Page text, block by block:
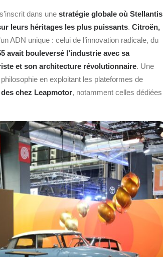
dans une stratégie globale où Stellantis
leurs héritages les plus puissants. Citroën,
ADN unique : celui de l’innovation radicale, du
avait bouleversé l’industrie avec sa
et son architecture révolutionnaire. Une
en exploitant les plateformes de
chez Leapmotor, notamment celles dédiées